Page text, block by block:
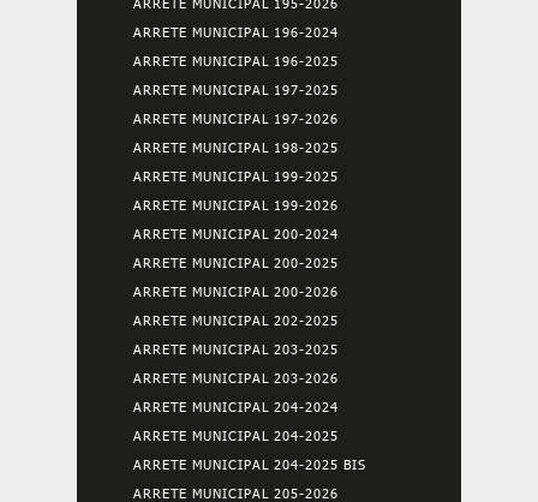
ARRETE MUNICIPAL 196-2024
ARRETE MUNICIPAL 196-2025
ARRETE MUNICIPAL 197-2025
ARRETE MUNICIPAL 197-2026
ARRETE MUNICIPAL 198-2025
ARRETE MUNICIPAL 199-2025
ARRETE MUNICIPAL 199-2026
ARRETE MUNICIPAL 200-2024
ARRETE MUNICIPAL 200-2025
ARRETE MUNICIPAL 200-2026
ARRETE MUNICIPAL 202-2025
ARRETE MUNICIPAL 203-2025
ARRETE MUNICIPAL 203-2026
ARRETE MUNICIPAL 204-2024
ARRETE MUNICIPAL 204-2025
ARRETE MUNICIPAL 204-2025 BIS
ARRETE MUNICIPAL 205-2026